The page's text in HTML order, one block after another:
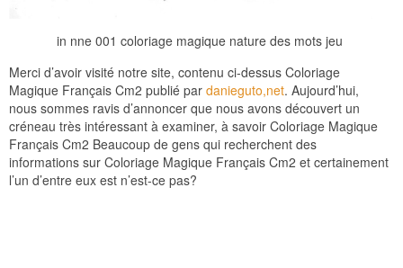
in nne 001 coloriage magique nature des mots jeu
Merci d’avoir visité notre site, contenu ci-dessus Coloriage
Magique Français Cm2 publié par danieguto,net. Aujourd’hui,
nous sommes ravis d’annoncer que nous avons découvert un
créneau très intéressant à examiner, à savoir Coloriage Magique
Français Cm2 Beaucoup de gens qui recherchent des
informations sur Coloriage Magique Français Cm2 et certainement
l’un d’entre eux est n’est-ce pas?